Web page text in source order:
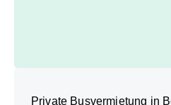
Private Busvermietung in